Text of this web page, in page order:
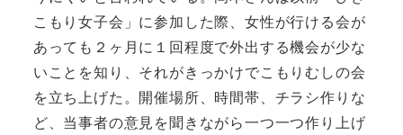
こもり女子会」に参加した際、女性が行ける会が
あっても２ヶ月に１回程度で外出する機会が少な
いことを知り、それがきっかけでこもりむしの会
を立ち上げた。開催場所、時間帯、チラシ作りな
ど、当事者の意見を聞きながら一つ一つ作り上げ